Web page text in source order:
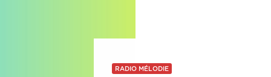
RADIO MÉLODIE